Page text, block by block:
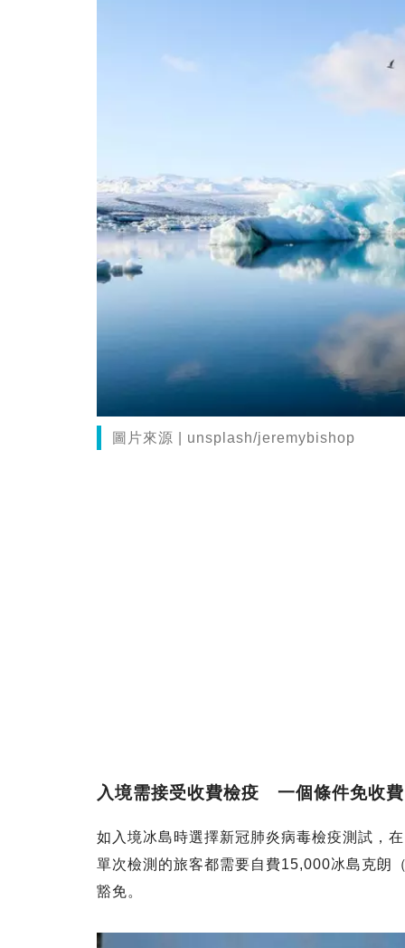
圖片來源 | unsplash/jeremybishop
入境需接受收費檢疫 一個條件免收費
如入境冰島時選擇新冠肺炎病毒檢疫測試，
單次檢測的旅客都需要自費15,000冰島克朗
豁免。